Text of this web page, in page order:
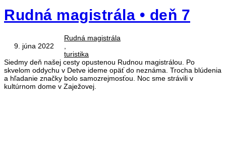
Rudná magistrála • deň 7
9. júna 2022
Rudná magistrála
turistika
Siedmy deň našej cesty opustenou Rudnou magistrálou. Po
skvelom oddychu v Detve ideme opäť do neznáma. Trocha blúdenia
a hľadanie značky bolo samozrejmosťou. Noc sme strávili v
kultúrnom dome v Zaježovej.